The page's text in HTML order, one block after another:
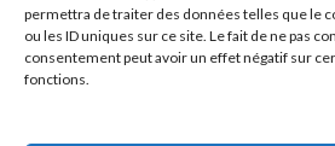
permettra de traiter des données telles que le
ou les ID uniques sur ce site. Le fait de ne pas
consentement peut avoir un effet négatif sur
fonctions.